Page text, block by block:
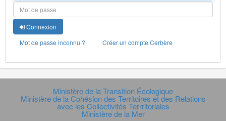
Connexion
Mot de passe inconnu ?
Créer un compte Cerbère
Ministère de la Transition Écologique
Ministère de la Cohésion des Territoires et des Relations
avec les Collectivités Terrritoriales
Ministère de la Mer